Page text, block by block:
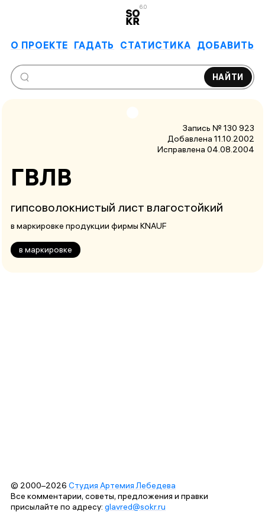
6.0
О ПРОЕКТЕ ГАДАТЬ СТАТИСТИКА ДОБАВИТЬ
НАЙТИ
Запись № 130 923
Добавлена 11.10.2002
Исправлена 04.08.2004
ГВЛВ
гипсоволокнистый лист влагостойкий
в маркировке продукции фирмы KNAUF
в маркировке
© 2000–2026 Студия Артемия Лебедева
Все комментарии, советы, предложения и правки
присылайте по адресу: glavred@sokr.ru